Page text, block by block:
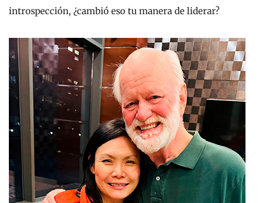
introspección, ¿cambió eso tu manera de liderar?